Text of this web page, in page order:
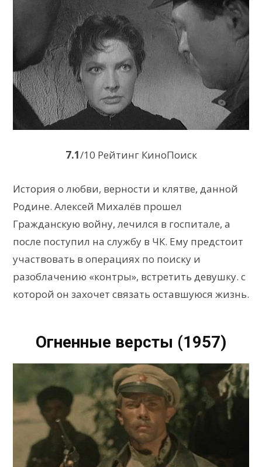
7.1/10 Рейтинг КиноПоиск
История о любви, верности и клятве, данной
Родине. Алексей Михалёв прошел
Гражданскую войну, лечился в госпитале, а
после поступил на службу в ЧК. Ему предстоит
участвовать в операциях по поиску и
разоблачению «контры», встретить девушку. с
которой он захочет связать оставшуюся жизнь.
Огненные версты (1957)